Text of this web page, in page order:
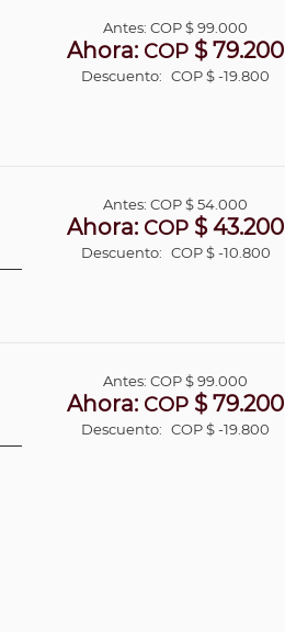
Antes:COP$ 99.000
Ahora: COP $ 79.200
Descuento: COP $ -19.800
Antes:COP$ 54.000
Ahora: COP $ 43.200
Descuento: COP $ -10.800
Antes:COP$ 99.000
Ahora: COP $ 79.200
Descuento: COP $ -19.800